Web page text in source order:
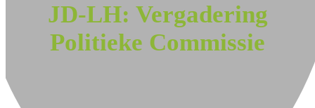
JD-LH: Vergadering
Politieke Commissie